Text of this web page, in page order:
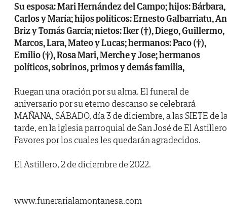
Su esposa: Mari Hernández del Campo; hijos: Bárbara,
Carlos y María; hijos políticos: Ernesto Galbarriatu,
Briz y Tomás García; nietos: Iker (†), Diego, Guillermo,
Marcos, Lara, Mateo y Lucas; hermanos: Paco (†),
Emilio (†), Rosa Mari, Merche y Jose; hermanos
políticos, sobrinos, primos y demás familia,
Ruegan una oración por su alma. El funeral de
aniversario por su eterno descanso se celebrará
MAÑANA, SÁBADO, día 3 de diciembre, a las SIETE de
tarde, en la iglesia parroquial de San José de El
Favores por los cuales les quedarán agradecidos.
El Astillero, 2 de diciembre de 2022.
www.funerarialamontanesa.com